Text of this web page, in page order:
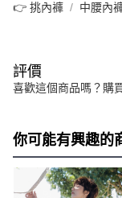
👉 挑內褲 中腰內
評價
喜歡這個商品嗎？購
你可能有興趣的